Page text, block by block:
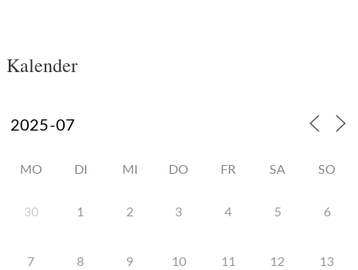
Kalender
MO DI MI DO FR SA SO
30 1 2 3 4 5 6
7 8 9 10 11 12 13